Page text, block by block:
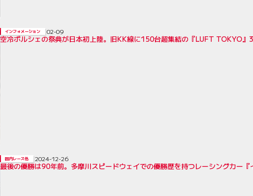
空冷ポルシェの祭典が日本初上陸。旧KK線に150台超集結の『LUFT TOKYO』
インフォメーション 02-09
最後の優勝は90年前。多摩川スピードウェイでの優勝歴を持つレーシングカー
国内レース他 2024-12-26